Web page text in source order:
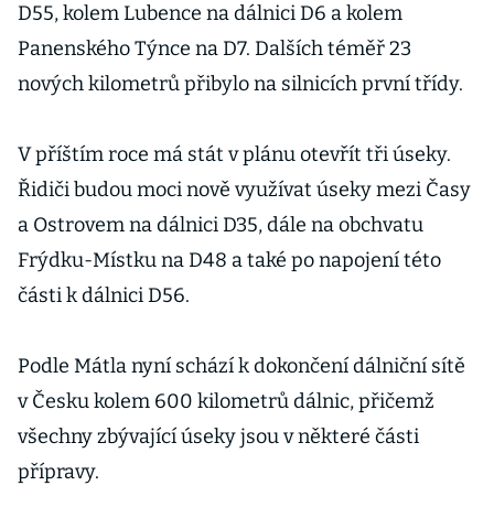
D55, kolem Lubence na dálnici D6 a kolem
Panenského Týnce na D7. Dalších téměř 23
nových kilometrů přibylo na silnicích první třídy.
V příštím roce má stát v plánu otevřít tři úseky.
Řidiči budou moci nově využívat úseky mezi Časy
a Ostrovem na dálnici D35, dále na obchvatu
Frýdku-Místku na D48 a také po napojení této
části k dálnici D56.
Podle Mátla nyní schází k dokončení dálniční sítě
v Česku kolem 600 kilometrů dálnic, přičemž
všechny zbývající úseky jsou v některé části
přípravy.